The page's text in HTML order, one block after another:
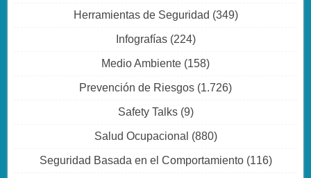
Herramientas de Seguridad (349)
Infografías(224)
Medio Ambiente (158)
Prevención de Riesgos (1.726)
Safety Talks(9)
Salud Ocupacional (880)
Seguridad Basada en el Comportamiento(116)